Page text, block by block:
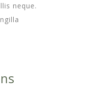
neque.